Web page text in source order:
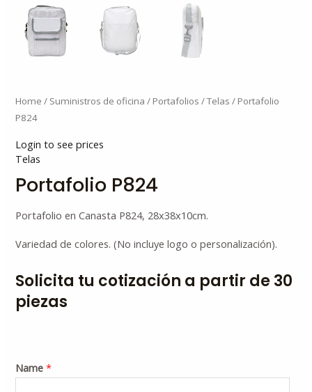
Home / Suministros de oficina / Portafolios /Telas / Portafolio
P824
Login to see prices
Telas
Portafolio P824
Portafolio en Canasta P824, 28x38x10cm.
Variedad de colores. (No incluye logo o personalización).
Solicita tu cotización a partir de 30
piezas
Name*